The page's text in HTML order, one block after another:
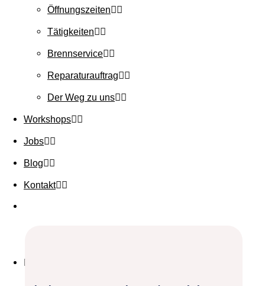
Öffnungszeiten
Tätigkeiten
Brennservice
Reparaturauftrag
Der Weg zu uns
Workshops
Jobs
Blog
Kontakt